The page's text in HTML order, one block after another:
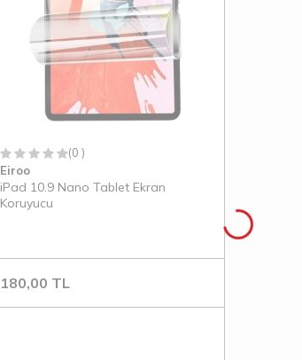
(0 )
Eiroo
iPad 10.9 Nano Tablet Ekran
Koruyucu
180,00 TL